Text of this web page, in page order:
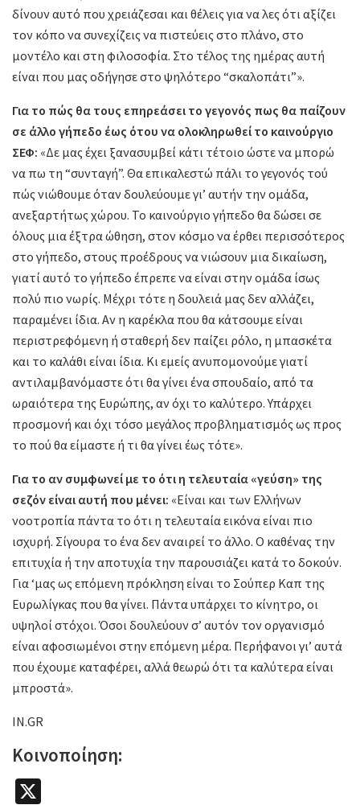
δίνουν αυτό που χρειάζεσαι και θέλεις για να λες ότι αξίζει
τον κόπο να συνεχίζεις να πιστεύεις στο πλάνο, στο
μοντέλο και στη φιλοσοφία. Στο τέλος της ημέρας αυτή
είναι που μας οδήγησε στο ψηλότερο “σκαλοπάτι”».
Για το πώς θα τους επηρεάσει το γεγονός πως θα παίζουν
σε άλλο γήπεδο έως ότου να ολοκληρωθεί το καινούργιο
ΣΕΦ: «Δε μας έχει ξανασυμβεί κάτι τέτοιο ώστε να μπορώ
να πω τη “συνταγή”. Θα επικαλεστώ πάλι το γεγονός τού
πώς νιώθουμε όταν δουλεύουμε γι’ αυτήν την ομάδα,
ανεξαρτήτως χώρου. Το καινούργιο γήπεδο θα δώσει σε
όλους μια έξτρα ώθηση, στον κόσμο να έρθει περισσότερος
στο γήπεδο, στους προέδρους να νιώσουν μια δικαίωση,
γιατί αυτό το γήπεδο έπρεπε να είναι στην ομάδα ίσως
πολύ πιο νωρίς. Μέχρι τότε η δουλειά μας δεν αλλάζει,
παραμένει ίδια. Αν η καρέκλα που θα κάτσουμε είναι
περιστρεφόμενη ή σταθερή δεν παίζει ρόλο, η μπασκέτα
και το καλάθι είναι ίδια. Κι εμείς ανυπομονούμε γιατί
αντιλαμβανόμαστε ότι θα γίνει ένα σπουδαίο, από τα
ωραιότερα της Ευρώπης, αν όχι το καλύτερο. Υπάρχει
προσμονή και όχι τόσο μεγάλος προβληματισμός ως προς
το πού θα είμαστε ή τι θα γίνει έως τότε».
Για το αν συμφωνεί με το ότι η τελευταία «γεύση» της
σεζόν είναι αυτή που μένει: «Είναι και των Ελλήνων
νοοτροπία πάντα το ότι η τελευταία εικόνα είναι πιο
ισχυρή. Σίγουρα το ένα δεν αναιρεί το άλλο. Ο καθένας την
επιτυχία ή την αποτυχία την παρουσιάζει κατά το δοκούν.
Για ‘μας ως επόμενη πρόκληση είναι το Σούπερ Καπ της
Ευρωλίγκας που θα γίνει. Πάντα υπάρχει το κίνητρο, οι
υψηλοί στόχοι. Όσοι δουλεύουν σ’ αυτόν τον οργανισμό
είναι αφοσιωμένοι στην επόμενη μέρα. Περήφανοι γι’ αυτά
που έχουμε καταφέρει, αλλά θεωρώ ότι τα καλύτερα είναι
μπροστά».
IN.GR
Κοινοποίηση: